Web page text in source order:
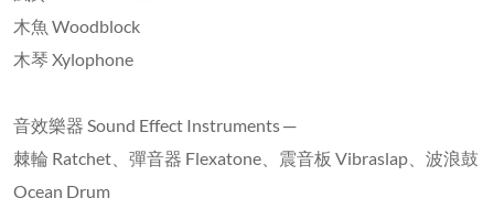
木魚 Woodblock
木琴 Xylophone
音效樂器 Sound Effect Instruments ─
棘輪 Ratchet、彈音器 Flexatone、震音板 Vibraslap、波浪鼓
Ocean Drum